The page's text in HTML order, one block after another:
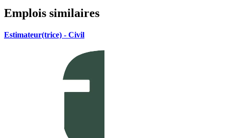
Emplois similaires
Estimateur(trice) - Civil